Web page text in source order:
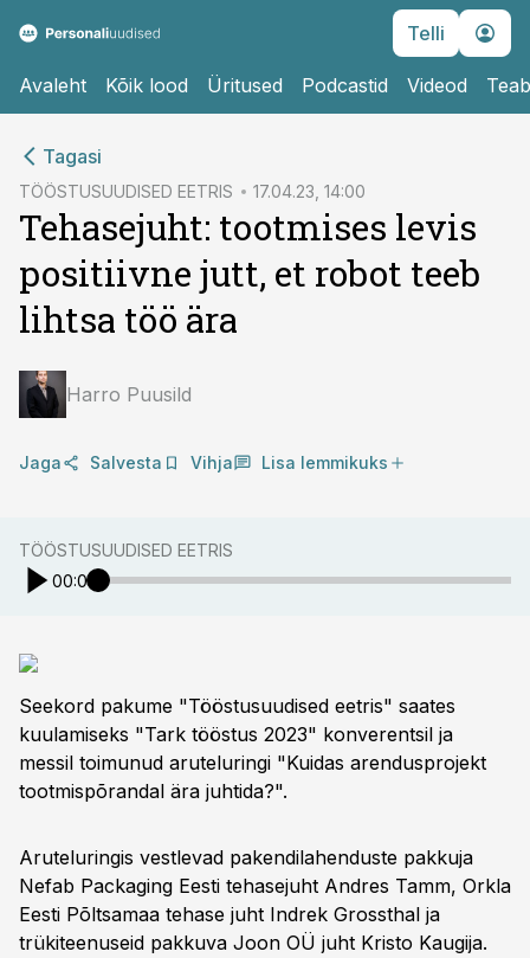
Telli
Avaleht Kõik lood Üritused Podcastid Videod
Tagasi
TÖÖSTUSUUDISED EETRIS 17.04.23, 14:00
Tehasejuht: tootmises levis
positiivne jutt, et robot teeb
lihtsa töö ära
Harro Puusild
Jaga Salvesta Vihja Lisa lemmikuks
TÖÖSTUSUUDISED EETRIS
00:00
Seekord pakume "Tööstusuudised eetris" saates
kuulamiseks "Tark tööstus 2023" konverentsil ja
messil toimunud aruteluringi "Kuidas arendusprojekt
tootmispõrandal ära juhtida?".
Aruteluringis vestlevad pakendilahenduste pakkuja
Nefab Packaging Eesti tehasejuht Andres Tamm, Orkla
Eesti Põltsamaa tehase juht Indrek Grossthal ja
trükiteenuseid pakkuva Joon OÜ juht Kristo Kaugija.